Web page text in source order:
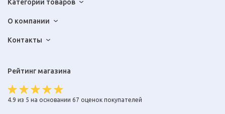
Категории товаров
О компании
Контакты
Рейтинг магазина
4.9 из 5 на основании 67 оценок покупателей